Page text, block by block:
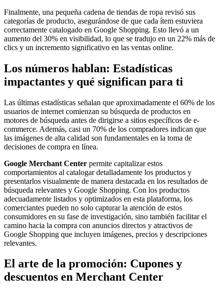
Finalmente, una pequeña cadena de tiendas de ropa revisó sus
categorías de producto, asegurándose de que cada ítem estuviera
correctamente catalogado en Google Shopping. Esto llevó a un
aumento del 30% en visibilidad, lo que se tradujo en un 22% más de
clics y un incremento significativo en las ventas online.
Los números hablan: Estadísticas
impactantes y qué significan para ti
Las últimas estadísticas señalan que aproximadamente el 60% de los
usuarios de internet comienzan su búsqueda de productos en
motores de búsqueda antes de dirigirse a sitios específicos de e-
commerce. Además, casi un 70% de los compradores indican que
las imágenes de alta calidad son fundamentales en la toma de
decisiones de compra en línea.
Google Merchant Center permite capitalizar estos
comportamientos al catalogar detalladamente los productos y
presentarlos visualmente de manera destacada en los resultados de
búsqueda relevantes y Google Shopping. Con los productos
adecuadamente listados y optimizados en esta plataforma, los
comerciantes pueden no solo capturar la atención de estos
consumidores en su fase de investigación, sino también facilitar el
camino hacia la compra con anuncios directos y atractivos de
Google Shopping que incluyen imágenes, precios y descripciones
relevantes.
El arte de la promoción: Cupones y
descuentos en Merchant Center